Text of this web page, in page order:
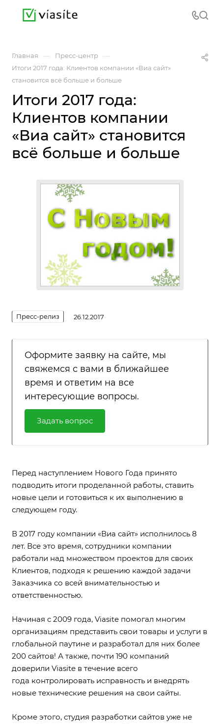
Главная — Пресс-центр —
Итоги 2017 года: Клиентов компании «Виа сайт»
становится всё больше и больше
Итоги 2017 года:
Клиентов компании
«Виа сайт» становится
всё больше и больше
Пресс-релиз 26.12.2017
Оформите заявку на сайте, мы
свяжемся с вами в ближайшее
время и ответим на все
интересующие вопросы.
Задать вопрос
Перед наступлением Нового Года принято
подводить итоги проделанной работы, ставить
новые цели и готовиться к их выполнению в
следующем году.
В 2017 году компании «Виа сайт» исполнилось 8
лет. Все это время, сотрудники компании
работали над множеством проектов для своих
Клиентов, подходя к решению каждой задачи
Заказчика со всей внимательностью и
ответственностью.
Начиная с 2009 года, Viasite помогал многим
организациям представить свои товары и услуги в
глобальной паутине и разработал для них более
200 сайтов! А также, почти 190 компаний
доверили Viasite в течение всего
года контролировать исправность и внедрять
новые технические решения на свои сайты.
Кроме этого, студия разработки сайтов уже не